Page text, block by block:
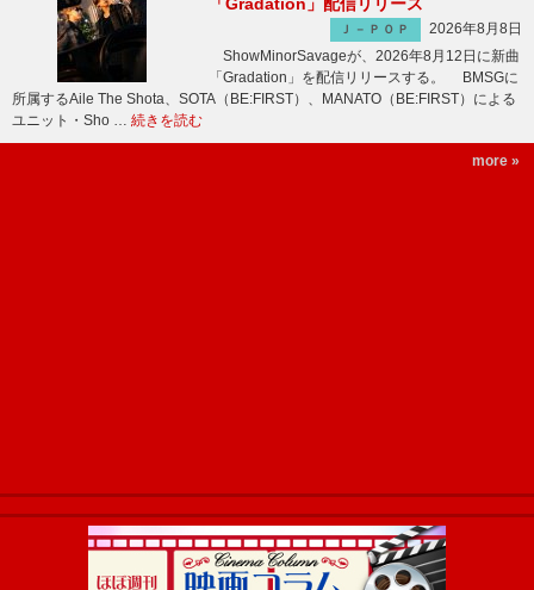
Ｊ－ＰＯＰ
2026年8月8日
ShowMinorSavageが、2026年8月12日に新曲
「Gradation」を配信リリースする。 BMSGに
所属するAile The Shota、SOTA（BE:FIRST）、MANATO（BE:FIRST）による
ユニット・Sho … 続きを読む
more »